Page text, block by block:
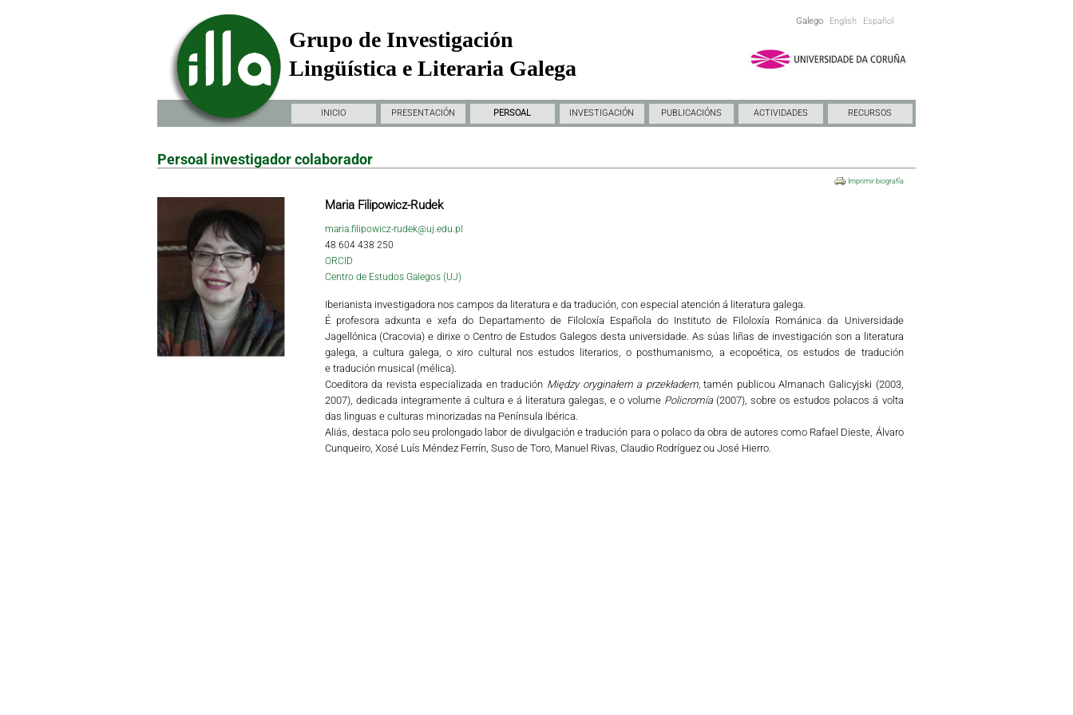
Galego English Español
Grupo de Investigación
Lingüística e Literaria Galega
INICIO PRESENTACIÓN PERSOAL INVESTIGACIÓN PUBLICACIÓNS ACTIVIDADES RECURSOS
Persoal investigador colaborador
Maria Filipowicz-Rudek
Imprimir biografía
maria.filipowicz-rudek@uj.edu.pl
48 604 438 250
ORCID
Centro de Estudos Galegos (UJ)
Iberianista investigadora nos campos da literatura e da tradución, con especial atención á literatura galega.
É profesora adxunta e xefa do Departamento de Filoloxía Española do Instituto de Filoloxía Románica da Universidade
Jagellónica (Cracovia) e dirixe o Centro de Estudos Galegos desta universidade. As súas liñas de investigación son a literatura
galega, a cultura galega, o xiro cultural nos estudos literarios, o posthumanismo, a ecopoética, os estudos de tradución
e tradución musical (mélica).
Coeditora da revista especializada en tradución Między oryginałem a przekładem,tamén publicouAlmanach Galicyjski (2003,
2007), dedicada integramente á cultura e á literatura galegas, e o volume Policromía(2007), sobre os estudos polacos á volta
das linguas e culturas minorizadas na Península Ibérica.
Aliás, destaca polo seu prolongado labor de divulgación e tradución para o polaco da obra de autores como Rafael Dieste, Álvaro
Cunqueiro, Xosé Luís Méndez Ferrín, Suso de Toro, Manuel Rivas, Claudio Rodríguez ou José Hierro.